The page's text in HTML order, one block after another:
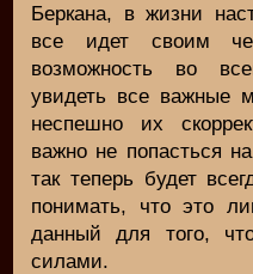
Беркана, в жизни
все идет своим
возможность во
увидеть все важные
неспешно их
важно не попасться
так теперь будет
понимать, что это
данный для того,
силами.